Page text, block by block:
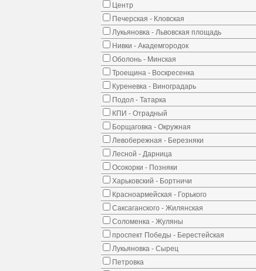
Центр
Печерская - Кловская
Лукьяновка - Львовская площадь
Нивки - Академгородок
Оболонь - Минская
Троещина - Воскресенка
Куреневка - Виноградарь
Подол - Татарка
КПИ - Отрадный
Борщаговка - Окружная
Левобережная - Березняки
Лесной - Дарница
Осокорки - Позняки
Харьковский - Бортничи
Красноармейская - Горького
Саксаганского - Жилянская
Соломенка - Жуляны
проспект Победы - Берестейская
Лукьяновка - Сырец
Петровка